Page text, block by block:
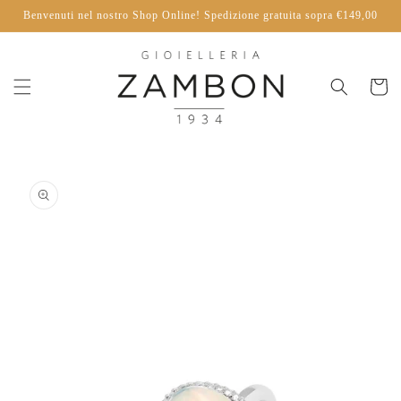
direttamente
ai contenuti
Benvenuti nel nostro Shop Online! Spedizione gratuita sopra €149,00
Carrello